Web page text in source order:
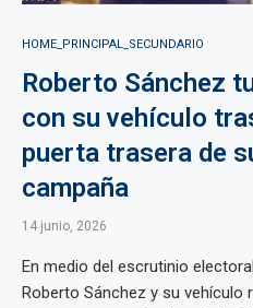
HOME_PRINCIPAL_SECUNDARIO
Roberto Sánchez
con su vehículo
puerta trasera de
campaña
14 junio, 2026
En medio del escrutinio
Roberto Sánchez y su vehículo